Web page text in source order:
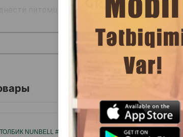
питомца к закреплённой когтеточке
любимца на игрушку с помощью
немного валерьянки ватной палочкой.
рядом с изделием.
или бантик, привязанный к верёвочке.
ЧИТАТЬ
NUNBELL #257 ИЗ
ИГРОВАЯ